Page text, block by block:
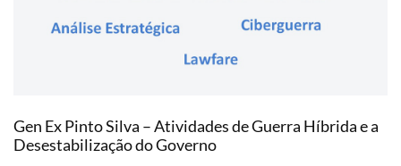
Gen Ex Pinto Silva – Atividades de Guerra Híbrida e a
Desestabilização do Governo